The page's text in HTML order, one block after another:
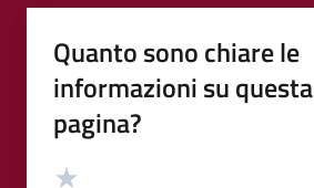
Quanto sono chiare le
informazioni su questa
pagina?
Valutazione